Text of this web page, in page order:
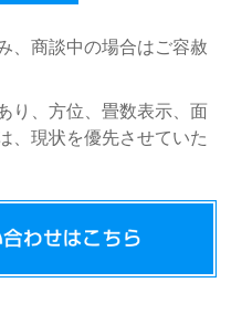
、商談中の場合はご容赦
り、方位、畳数表示、面
、現状を優先させていた